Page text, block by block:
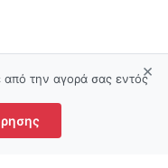
την αγορά σας εντός×